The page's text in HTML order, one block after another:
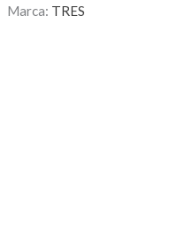
Marca: TRES